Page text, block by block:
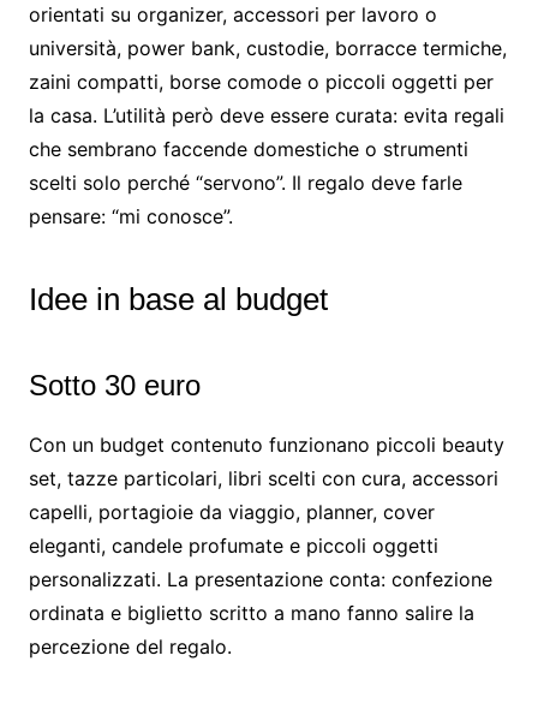
orientati su organizer, accessori per lavoro o
università, power bank, custodie, borracce termiche,
zaini compatti, borse comode o piccoli oggetti per
la casa. L’utilità però deve essere curata: evita regali
che sembrano faccende domestiche o strumenti
scelti solo perché “servono”. Il regalo deve farle
pensare: “mi conosce”.
Idee in base al budget
Sotto 30 euro
Con un budget contenuto funzionano piccoli beauty
set, tazze particolari, libri scelti con cura, accessori
capelli, portagioie da viaggio, planner, cover
eleganti, candele profumate e piccoli oggetti
personalizzati. La presentazione conta: confezione
ordinata e biglietto scritto a mano fanno salire la
percezione del regalo.